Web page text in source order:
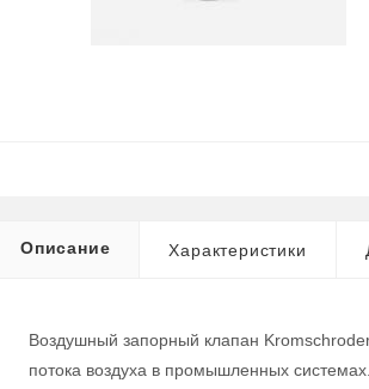
Описание Характеристики
Воздушный запорный клапан
потока воздуха в промышленных